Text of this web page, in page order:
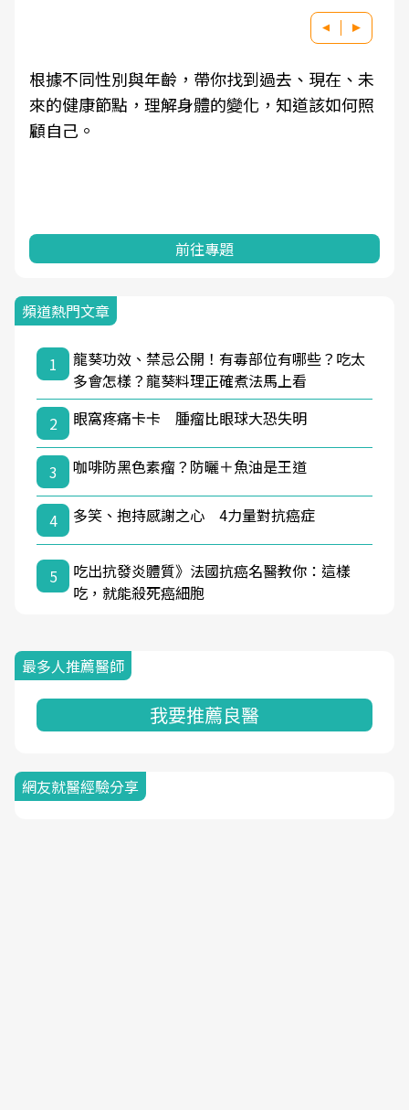
根據不同性別與年齡，帶你找到過去、現在、未
來的健康節點，理解身體的變化，知道該如何照
顧自己。
前往專題
頻道熱門文章
1
龍葵功效、禁忌公開！有毒部位有哪些？吃太
多會怎樣？龍葵料理正確煮法馬上看
2
眼窩疼痛卡卡 腫瘤比眼球大恐失明
3 咖啡防黑色素瘤？防曬＋魚油是王道
4 多笑、抱持感謝之心 4力量對抗癌症
5
吃出抗發炎體質》法國抗癌名醫教你：這樣
吃，就能殺死癌細胞
最多人推薦醫師
我要推薦良醫
網友就醫經驗分享